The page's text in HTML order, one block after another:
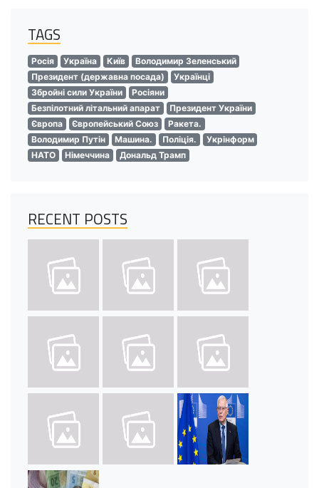
TAGS
Росія Україна Київ
Володимир Зеленський
Президент (державна посада)
Українці
Збройні сили України
Росіяни
Безпілотний літальний апарат
Президент України
Європа
Європейський Союз
Ракета.
Володимир Путін
Машина. Поліція.
Укрінформ
НАТО
Німеччина Дональд Трамп
RECENT POSTS